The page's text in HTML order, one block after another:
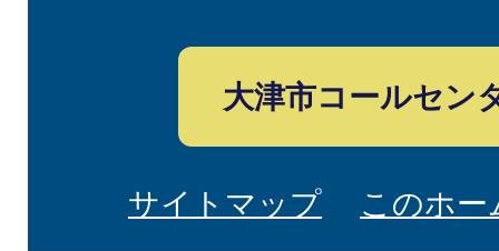
大津市コールセン
サイトマップ このホ